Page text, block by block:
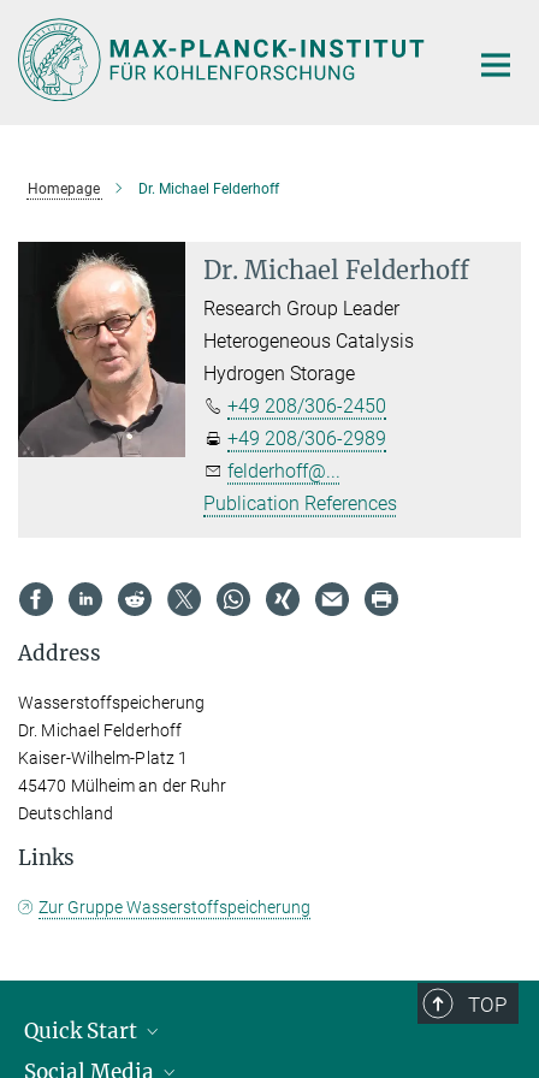
Main-
Content
Homepage Dr. Michael Felderhoff
Dr. Michael Felderhoff
Research Group Leader
Heterogeneous Catalysis
Hydrogen Storage
+49 208/306-2450
+49 208/306-2989
felderhoff@...
Publication References
Address
Wasserstoffspeicherung
Dr. Michael Felderhoff
Kaiser-Wilhelm-Platz 1
45470 Mülheim an der Ruhr
Deutschland
Links
Zur Gruppe Wasserstoffspeicherung
TOP
Quick Start
Publications
Social Media